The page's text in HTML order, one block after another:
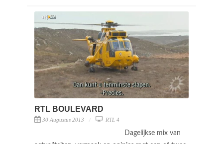
RTL BOULEVARD
30 Augustus 2013 RTL 4
Dagelijkse mix van